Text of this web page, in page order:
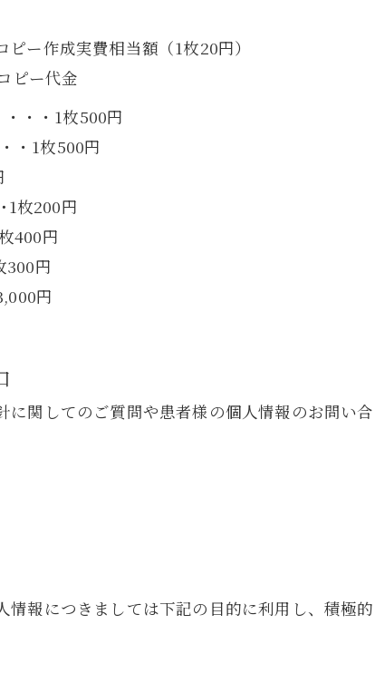
ー作成実費相当額（1枚20円）
ピー代金
・・1枚500円
・1枚500円
1枚200円
400円
300円
円
に関してのご質問や患者様の個人情報のお問い
情報につきましては下記の目的に利用し、積極